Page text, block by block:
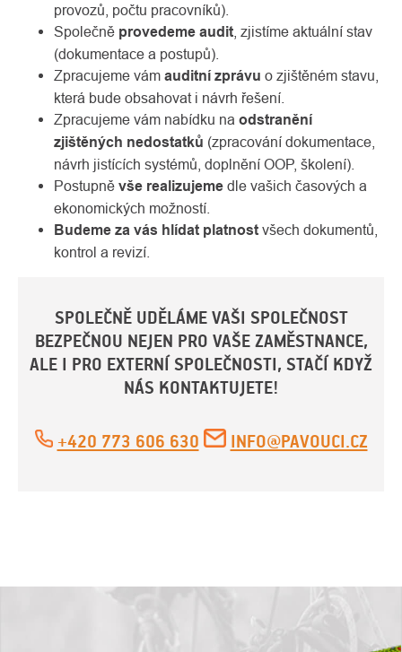
provozů, počtu pracovníků).
Společně provedeme audit , zjistíme aktuální stav
(dokumentace a postupů).
Zpracujeme vám auditní zprávu o zjištěném stavu,
která bude obsahovat i návrh řešení.
Zpracujeme vám nabídku na odstranění
zjištěných nedostatků (zpracování dokumentace,
návrh jistících systémů, doplnění OOP, školení).
Postupně vše realizujeme dle vašich časových a
ekonomických možností.
Budeme za vás hlídat platnost všech dokumentů,
kontrol a revizí.
SPOLEČNĚ UDĚLÁME VAŠI SPOLEČNOST
BEZPEČNOU NEJEN PRO VAŠE ZAMĚSTNANCE,
ALE I PRO EXTERNÍ SPOLEČNOSTI, STAČÍ KDYŽ
NÁS KONTAKTUJETE!
+420 773 606 630 INFO@PAVOUCI.CZ